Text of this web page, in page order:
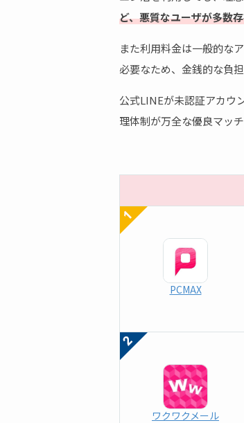
ど、悪質なユーザが多数
また利用料金は一般的な
必要なため、金銭的な負
公式LINEが未認証アカウ
理体制が万全な優良マッ
PCMAX
ワクワクメール